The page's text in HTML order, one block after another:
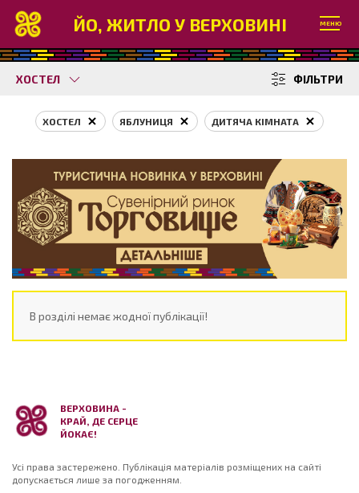
ЙО, ЖИТЛО У ВЕРХОВИНІ МЕНЮ
ХОСТЕЛ ФІЛЬТРИ
ХОСТЕЛ ЯБЛУНИЦЯ ДИТЯЧА КІМНАТА
В розділі немає жодної публікації!
ВЕРХОВИНА -
КРАЙ, ДЕ СЕРЦЕ
ЙОКАЄ!
Усі права застережено. Публікація матеріалів розміщених на сайті
допускається лише за погодженням.